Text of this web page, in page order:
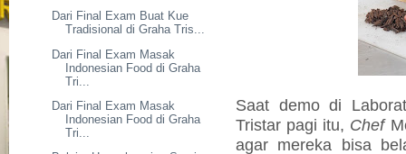
Dari Final Exam Buat Kue
Tradisional di Graha Tris...
Dari Final Exam Masak
Indonesian Food di Graha
Tri...
Dari Final Exam Masak
Indonesian Food di Graha
Tri...
Saat demo di
Tristar pagi itu, Chef
agar mereka bisa